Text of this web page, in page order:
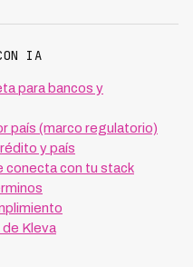
IA
para bancos y
país (marco regulatorio)
y país
conecta con tu stack
de Kleva